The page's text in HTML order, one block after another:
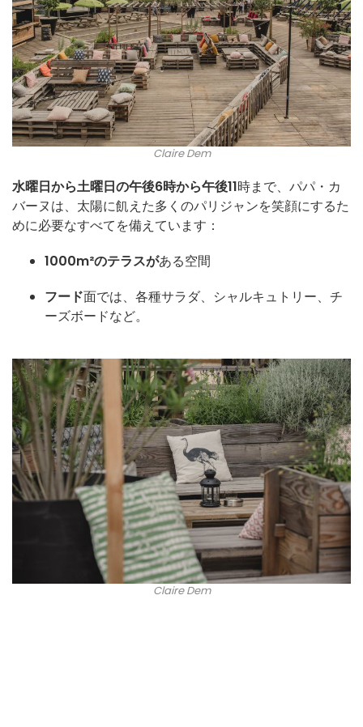
Claire Dem
水曜日から土曜日の午後6時から午後11時まで、パパ・カ
バーヌは、太陽に飢えた多くのパリジャンを笑顔にするた
めに必要なすべてを備えています：
1000m²のテラスがある空間
フード面では、各種サラダ、シャルキュトリー、チ
ーズボードなど。
Claire Dem